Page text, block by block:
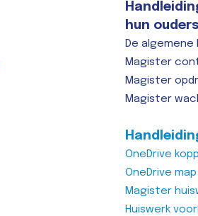
hun
De
Magister
Magister
Magister
OneDrive
OneDrive
Magister
Huiswerk